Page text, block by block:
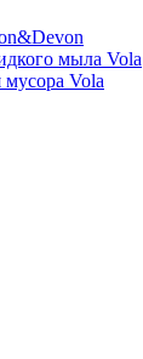
мыла Vola
Vola